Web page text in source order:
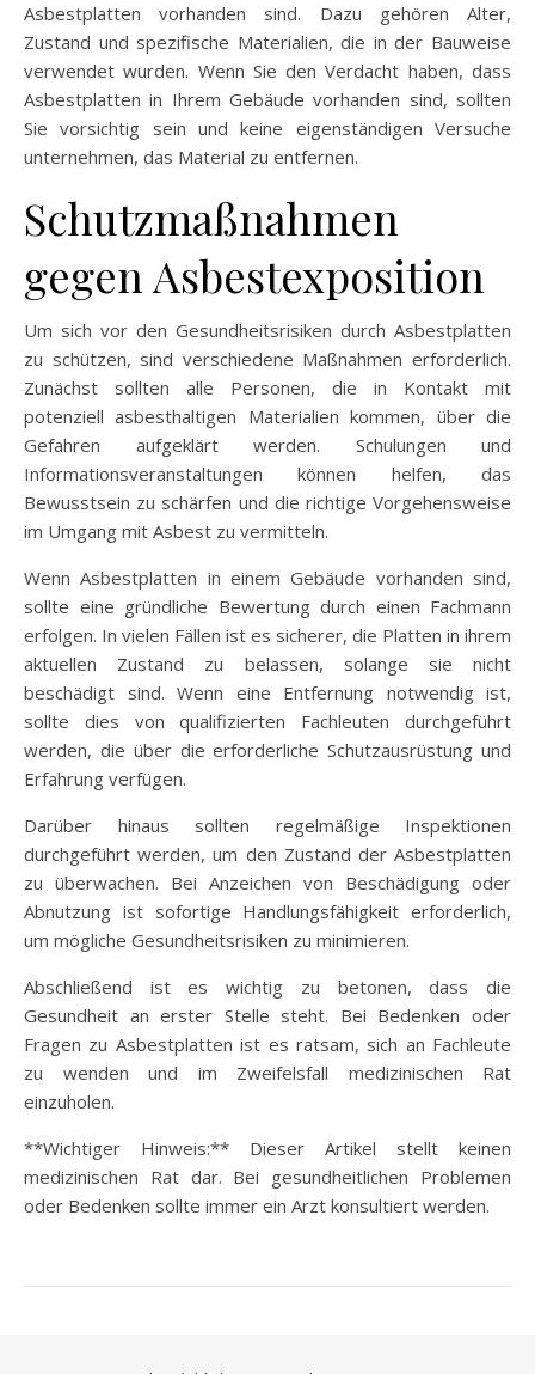
Asbestplatten vorhanden sind. Dazu gehören Alter,
Zustand und spezifische Materialien, die in der Bauweise
verwendet wurden. Wenn Sie den Verdacht haben, dass
Asbestplatten in Ihrem Gebäude vorhanden sind, sollten
Sie vorsichtig sein und keine eigenständigen Versuche
unternehmen, das Material zu entfernen.
Schutzmaßnahmen
gegen Asbestexposition
Um sich vor den Gesundheitsrisiken durch Asbestplatten
zu schützen, sind verschiedene Maßnahmen erforderlich.
Zunächst sollten alle Personen, die in Kontakt mit
potenziell asbesthaltigen Materialien kommen, über die
Gefahren aufgeklärt werden. Schulungen und
Informationsveranstaltungen können helfen, das
Bewusstsein zu schärfen und die richtige Vorgehensweise
im Umgang mit Asbest zu vermitteln.
Wenn Asbestplatten in einem Gebäude vorhanden sind,
sollte eine gründliche Bewertung durch einen Fachmann
erfolgen. In vielen Fällen ist es sicherer, die Platten in ihrem
aktuellen Zustand zu belassen, solange sie nicht
beschädigt sind. Wenn eine Entfernung notwendig ist,
sollte dies von qualifizierten Fachleuten durchgeführt
werden, die über die erforderliche Schutzausrüstung und
Erfahrung verfügen.
Darüber hinaus sollten regelmäßige Inspektionen
durchgeführt werden, um den Zustand der Asbestplatten
zu überwachen. Bei Anzeichen von Beschädigung oder
Abnutzung ist sofortige Handlungsfähigkeit erforderlich,
um mögliche Gesundheitsrisiken zu minimieren.
Abschließend ist es wichtig zu betonen, dass die
Gesundheit an erster Stelle steht. Bei Bedenken oder
Fragen zu Asbestplatten ist es ratsam, sich an Fachleute
zu wenden und im Zweifelsfall medizinischen Rat
einzuholen.
**Wichtiger Hinweis:** Dieser Artikel stellt keinen
medizinischen Rat dar. Bei gesundheitlichen Problemen
oder Bedenken sollte immer ein Arzt konsultiert werden.